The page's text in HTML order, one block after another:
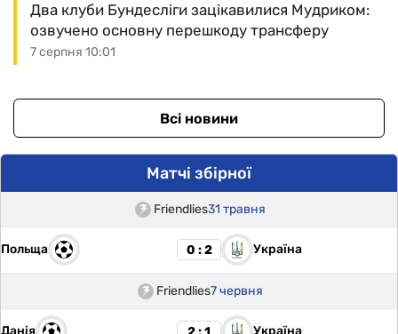
7 серпня 10:01
Два клуби Бундесліги зацікавилися Мудриком:
озвучено основну перешкоду трансферу
Всі новини
Матчі збірної
Friendlies31 травня
Польща 0 : 2 Україна
Friendlies7 червня
Данія Україна